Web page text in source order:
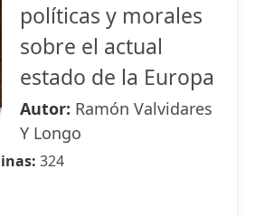
políticas y morales
sobre el actual
estado de la Europa
Autor: Ramón Valvidares
Y Longo
324